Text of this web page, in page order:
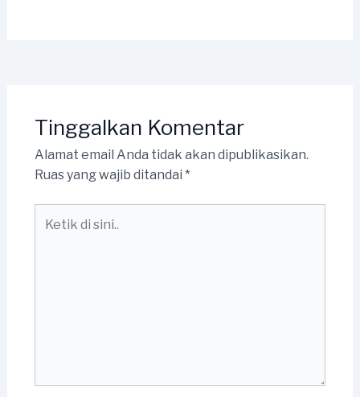
Tinggalkan Komentar
Alamat email Anda tidak akan dipublikasikan.
Ruas yang wajib ditandai *